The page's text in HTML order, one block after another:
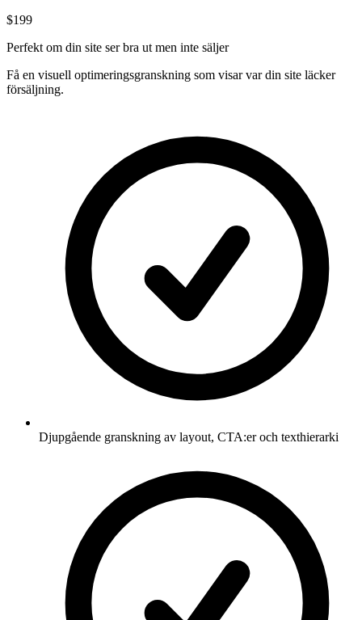
$199
Perfekt om din site ser bra ut men inte säljer
Få en visuell optimeringsgranskning som visar var din site läcker
försäljning.
Djupgående granskning av layout, CTA:er och texthierarki